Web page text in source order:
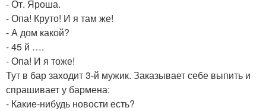
- От. Яроша.
- Опа! Круто! И я там же!
- А дом какой?
- 45 й ….
- Опа! И я тоже!
Тут в бар заходит 3-й мужик. Заказывает себе выпить и
спрашивает у бармена:
- Какие-нибудь новости есть?